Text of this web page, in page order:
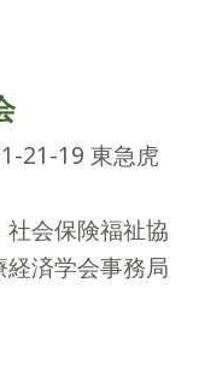
21-19 東急虎
会保険福祉協
済学会事務局